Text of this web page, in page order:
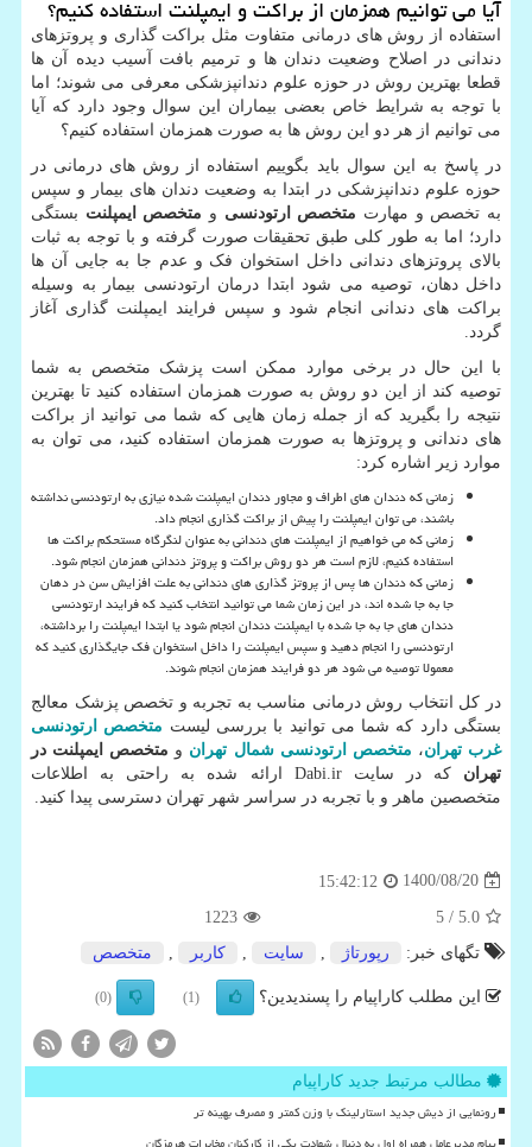
آیا می توانیم همزمان از براکت و ایمپلنت استفاده کنیم؟
استفاده از روش های درمانی متفاوت مثل براکت گذاری و پروتزهای
دندانی در اصلاح وضعیت دندان ها و ترمیم بافت آسیب دیده آن ها
قطعا بهترین روش در حوزه علوم دندانپزشکی معرفی می شوند؛ اما
با توجه به شرایط خاص بعضی بیماران این سوال وجود دارد که آیا
می توانیم از هر دو این روش ها به صورت همزمان استفاده کنیم؟
در پاسخ به این سوال باید بگوییم استفاده از روش های درمانی در
حوزه علوم دندانپزشکی در ابتدا به وضعیت دندان های بیمار و سپس
به تخصص و مهارت متخصص ارتودنسی و متخصص ایمپلنت بستگی
دارد؛ اما به طور کلی طبق تحقیقات صورت گرفته و با توجه به ثبات
بالای پروتزهای دندانی داخل استخوان فک و عدم جا به جایی آن ها
داخل دهان، توصیه می شود ابتدا درمان ارتودنسی بیمار به وسیله
براکت های دندانی انجام شود و سپس فرایند ایمپلنت گذاری آغاز
گردد.
با این حال در برخی موارد ممکن است پزشک متخصص به شما
توصیه کند از این دو روش به صورت همزمان استفاده کنید تا بهترین
نتیجه را بگیرید که از جمله زمان هایی که شما می توانید از براکت
های دندانی و پروتزها به صورت همزمان استفاده کنید، می توان به
موارد زیر اشاره کرد:
زمانی که دندان های اطراف و مجاور دندان ایمپلنت شده نیازی به ارتودنسی نداشته
باشند، می توان ایمپلنت را پیش از براکت گذاری انجام داد.
زمانی که می خواهیم از ایمپلنت های دندانی به عنوان لنگرگاه مستحکم براکت ها
استفاده کنیم، لازم است هر دو روش براکت و پروتز دندانی همزمان انجام شود.
زمانی که دندان ها پس از پروتز گذاری های دندانی به علت افزایش سن در دهان
جا به جا شده اند، در این زمان شما می توانید انتخاب کنید که فرایند ارتودنسی
دندان های جا به جا شده با ایمپلنت دندان انجام شود یا ابتدا ایمپلنت را برداشته،
ارتودنسی را انجام دهید و سپس ایمپلنت را داخل استخوان فک جایگذاری کنید که
معمولا توصیه می شود هر دو فرایند همزمان انجام شوند.
در کل انتخاب روش درمانی مناسب به تجربه و تخصص پزشک معالج
بستگی دارد که شما می توانید با بررسی لیست متخصص ارتودنسی
غرب تهران، متخصص ارتودنسی شمال تهران و متخصص ایمپلنت در
تهران که در سایتDabi.ir ارائه شده به راحتی به اطلاعات
متخصصین ماهر و با تجربه در سراسر شهر تهران دسترسی پیدا کنید.
1400/08/20
15:42:12
5.0
/ 5
1223
تگهای خبر:
رپورتاژ سایت كاربر متخصص
این مطلب کاراپیام را پسندیدین؟ (1)
(0)
مطالب مرتبط جدید کاراپیام
رونمایی از دیش جدید استارلینک با وزن کمتر و مصرف بهینه تر